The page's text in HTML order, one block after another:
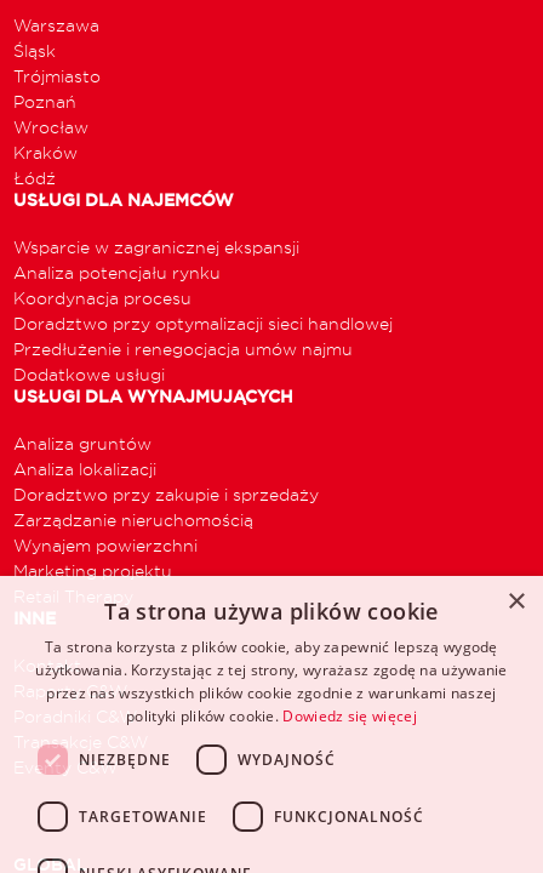
Warszawa
Śląsk
Trójmiasto
Poznań
Wrocław
Kraków
Łódź
USŁUGI DLA NAJEMCÓW
Wsparcie w zagranicznej ekspansji
Analiza potencjału rynku
Koordynacja procesu
Doradztwo przy optymalizacji sieci handlowej
Przedłużenie i renegocjacja umów najmu
Dodatkowe usługi
USŁUGI DLA WYNAJMUJĄCYCH
Analiza gruntów
Analiza lokalizacji
Doradztwo przy zakupie i sprzedaży
Zarządzanie nieruchomością
Wynajem powierzchni
Marketing projektu
Retail Therapy
INNE
Kontakt
Raporty C&W
Poradniki C&W
Transakcje C&W
Eventy C&W
GLOBAL
×
Ta strona używa plików cookie
Ta strona korzysta z plików cookie, aby zapewnić lepszą wygodę
użytkowania. Korzystając z tej strony, wyrażasz zgodę na używanie
przez nas wszystkich plików cookie zgodnie z warunkami naszej
polityki plików cookie. Dowiedz się więcej
NIEZBĘDNE WYDAJNOŚĆ
TARGETOWANIE FUNKCJONALNOŚĆ